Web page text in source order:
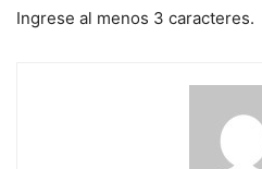
Ingrese al menos 3 caracteres.